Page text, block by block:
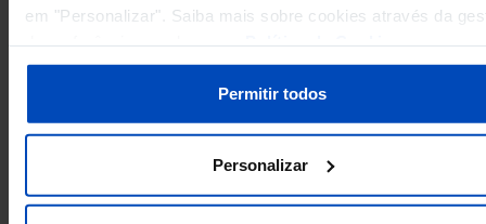
em "Personalizar". Saiba mais sobre cookies através da
Permitir todos
Personalizar
RELACIONADOS
Mandatos nas eleições para a Assembleia da República: deputados do
feminino por partido político em Portugal
Maiorias absolutas nas eleições para as Câmaras Municipais: total e por